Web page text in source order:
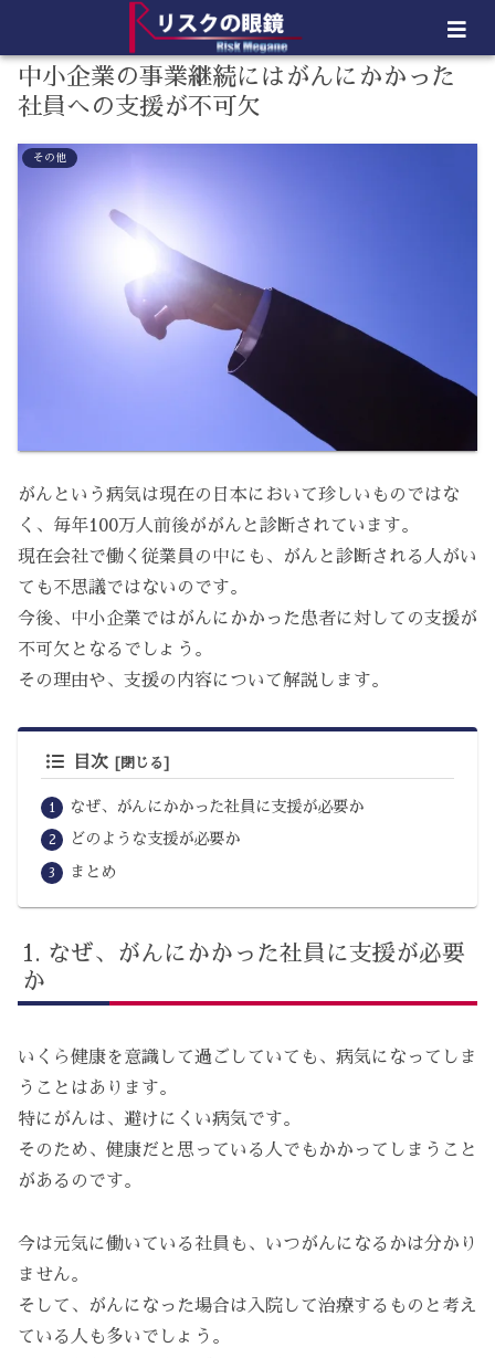
中小企業の事業継続にはがんにかかった
社員への支援が不可欠
その他
がんという病気は現在の日本において珍しいものではな
く、毎年100万人前後ががんと診断されています。
現在会社で働く従業員の中にも、がんと診断される人がい
ても不思議ではないのです。
今後、中小企業ではがんにかかった患者に対しての支援が
不可欠となるでしょう。
その理由や、支援の内容について解説します。
目次
なぜ、がんにかかった社員に支援が必要か
どのような支援が必要か
まとめ
なぜ、がんにかかった社員に支援が必要
か
いくら健康を意識して過ごしていても、病気になってしま
うことはあります。
特にがんは、避けにくい病気です。
そのため、健康だと思っている人でもかかってしまうこと
があるのです。
今は元気に働いている社員も、いつがんになるかは分かり
ません。
そして、がんになった場合は入院して治療するものと考え
ている人も多いでしょう。